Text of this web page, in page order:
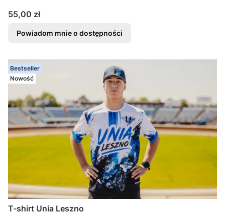
Cena
55,00 zł
Powiadom mnie o dostępności
Bestseller
Nowość
T-shirt Unia Leszno